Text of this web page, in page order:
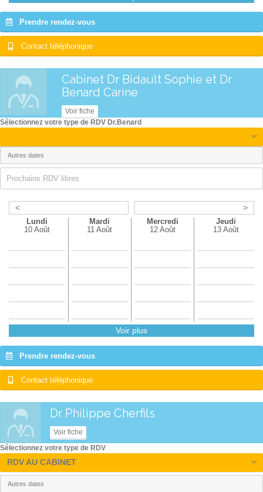
Prendre rendez-vous
Contact téléphonique
Cabinet Dr Bidault Sophie et Dr
Benard Carine
Voir fiche
< >
Lundi
10 Août
Mardi
11 Août
Mercredi
12 Août
Jeudi
13 Août
Voir plus
Prendre rendez-vous
Contact téléphonique
Sélectionnez votre type de RDV Dr.Benard
Prochains RDV libres
Dr Philippe Cherfils
Voir fiche
Sélectionnez votre type de RDV
RDV AU CABINET